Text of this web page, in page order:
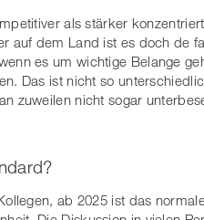
als stärker
auf dem Land ist es doch de
es um wichtige Belange
Das ist nicht so
zuweilen nicht sogar
ab 2025 ist das normale